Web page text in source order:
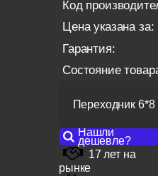
Код
Цена указана за:
Гарантия:
Состояние
Переходник
Нашли
дешевле?
17 лет на
рынке